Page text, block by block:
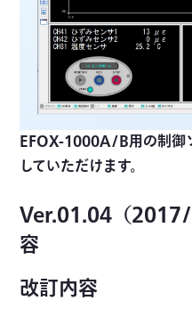
EFOX-1000A/B用の制御
していただけます。
Ver.01.04（
容
改訂内容